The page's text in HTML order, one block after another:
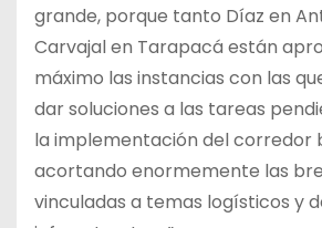
grande, porque tanto Díaz en
Carvajal en Tarapacá están
máximo las instancias con las
dar soluciones a las tareas
la implementación del corredor
acortando enormemente las
vinculadas a temas logísticos y